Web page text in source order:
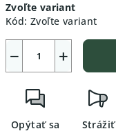
cena:
Zvoľte variant
Kód: Zvoľte variant
+
−
Opýtať sa Strážiť